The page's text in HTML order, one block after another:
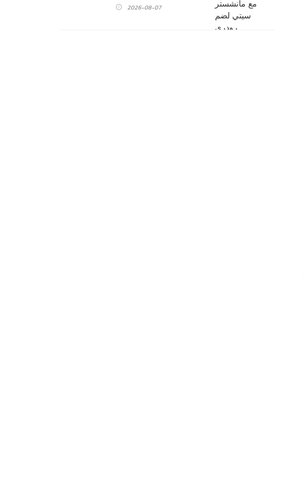
2026-08-07